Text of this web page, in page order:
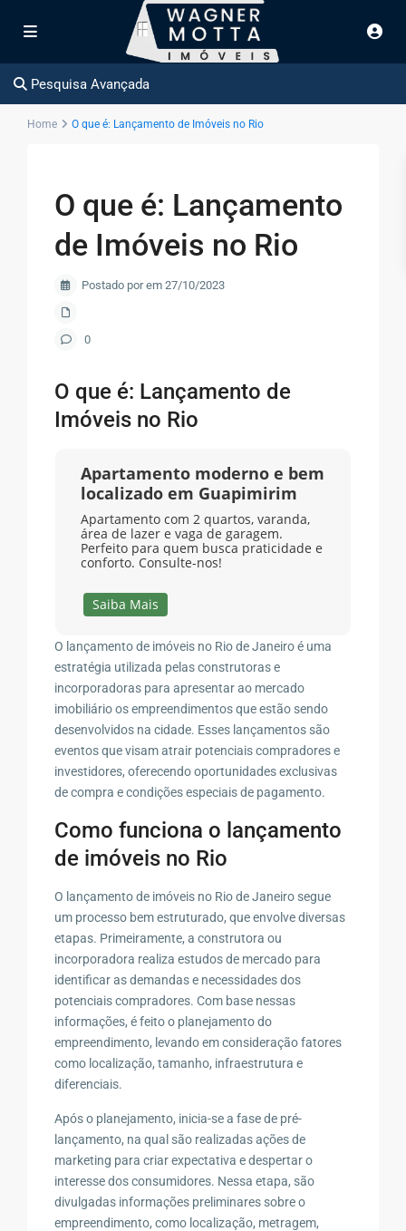
Pesquisa Avançada
Home O que é: Lançamento de Imóveis no Rio
O que é: Lançamento
de Imóveis no Rio
Postado por em 27/10/2023
0
O que é: Lançamento de
Imóveis no Rio
Apartamento moderno e bem
localizado em Guapimirim
Apartamento com 2 quartos, varanda,
área de lazer e vaga de garagem.
Perfeito para quem busca praticidade e
conforto. Consulte-nos!
Saiba Mais
O lançamento de imóveis no Rio de Janeiro é uma
estratégia utilizada pelas construtoras e
incorporadoras para apresentar ao mercado
imobiliário os empreendimentos que estão sendo
desenvolvidos na cidade. Esses lançamentos são
eventos que visam atrair potenciais compradores e
investidores, oferecendo oportunidades exclusivas
de compra e condições especiais de pagamento.
Como funciona o lançamento
de imóveis no Rio
O lançamento de imóveis no Rio de Janeiro segue
um processo bem estruturado, que envolve diversas
etapas. Primeiramente, a construtora ou
incorporadora realiza estudos de mercado para
identificar as demandas e necessidades dos
potenciais compradores. Com base nessas
informações, é feito o planejamento do
empreendimento, levando em consideração fatores
como localização, tamanho, infraestrutura e
diferenciais.
Após o planejamento, inicia-se a fase de pré-
lançamento, na qual são realizadas ações de
marketing para criar expectativa e despertar o
interesse dos consumidores. Nessa etapa, são
divulgadas informações preliminares sobre o
empreendimento, como localização, metragem,